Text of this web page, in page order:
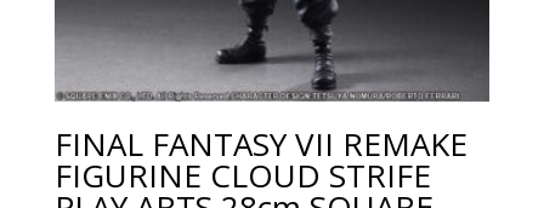
FINAL FANTASY VII REMAKE
FIGURINE CLOUD STRIFE